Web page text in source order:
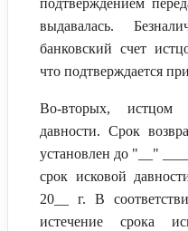
подтверждением
выдавалась.
банковский счет
что подтверждается
Во-вторых, истцом
давности. Срок
установлен до "__"
срок исковой
20__ г. В
истечение срока